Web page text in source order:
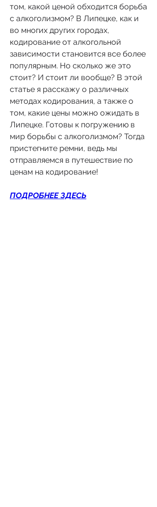
том, какой ценой обходится борьба
с алкоголизмом? В Липецке, как и
во многих других городах,
кодирование от алкогольной
зависимости становится все более
популярным. Но сколько же это
стоит? И стоит ли вообще? В этой
статье я расскажу о различных
методах кодирования, а также о
том, какие цены можно ожидать в
Липецке. Готовы к погружению в
мир борьбы с алкоголизмом? Тогда
пристегните ремни, ведь мы
отправляемся в путешествие по
ценам на кодирование!
ПОДРОБНЕЕ ЗДЕСЬ